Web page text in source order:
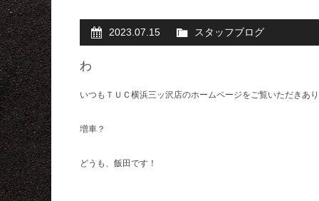
2023.07.15 スタッフブログ
わ
いつもＴＵＣ横浜三ッ沢店のホームページをご覧いただきあり
増車？
どうも、飯田です！